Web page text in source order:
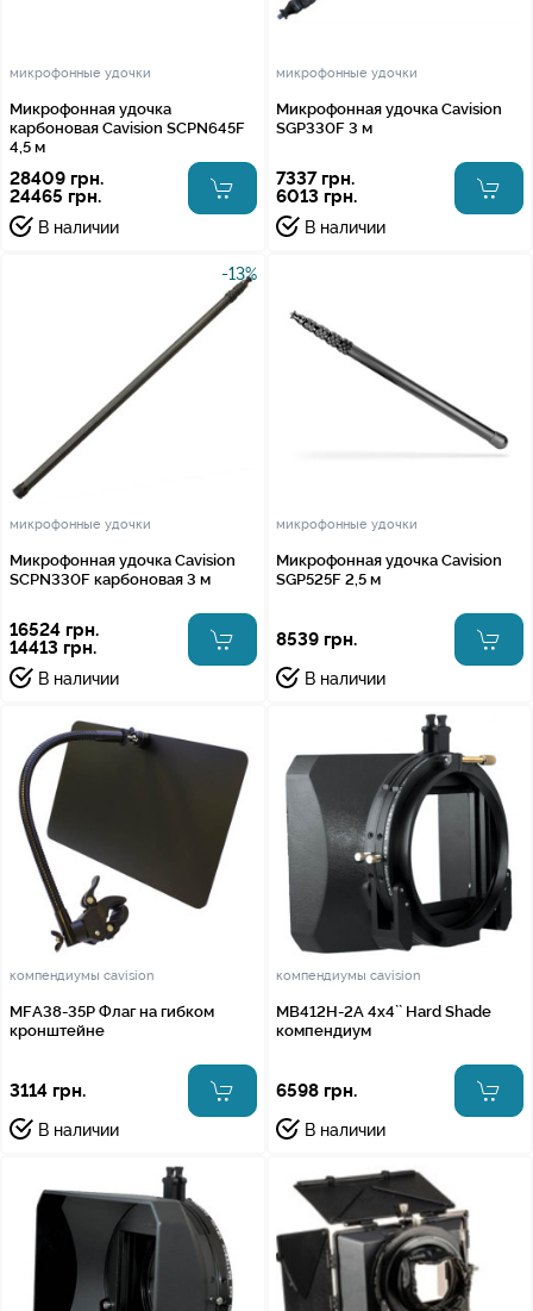
микрофонные удочки
Микрофонная удочка
карбоновая Cavision SCPN645F
4,5 м
28409 грн.
24465 грн.
В наличии
микрофонные удочки
Микрофонная удочка Cavision
SGP330F 3 м
7337 грн.
6013 грн.
В наличии
-13%
микрофонные удочки
Микрофонная удочка Cavision
SCPN330F карбоновая 3 м
16524 грн.
14413 грн.
В наличии
микрофонные удочки
Микрофонная удочка Cavision
SGP525F 2,5 м
8539 грн.
В наличии
компендиумы cavision
MFA38-35P Флаг на гибком
кронштейне
3114 грн.
В наличии
компендиумы cavision
MB412H-2A 4x4`` Hard Shade
компендиум
6598 грн.
В наличии